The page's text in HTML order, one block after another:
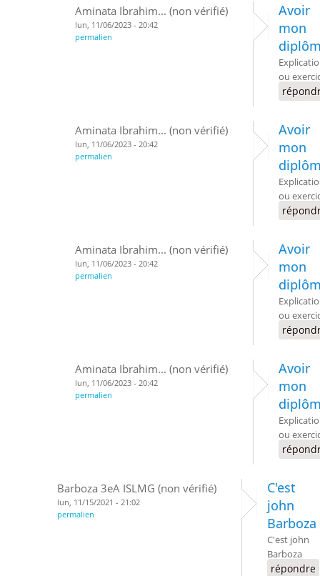
Aminata Ibrahim... (non vérifié)
lun, 11/06/2023 - 20:42
permalien
Avoir
mon
ou
Aminata Ibrahim... (non vérifié)
lun, 11/06/2023 - 20:42
permalien
Avoir
mon
ou
Aminata Ibrahim... (non vérifié)
lun, 11/06/2023 - 20:42
permalien
Avoir
mon
ou
Aminata Ibrahim... (non vérifié)
lun, 11/06/2023 - 20:42
permalien
Avoir
mon
ou
Barboza 3eA ISLMG (non vérifié)
lun, 11/15/2021 - 21:02
permalien
C'est
john
Barboza
C'est john
Barboza
répondre